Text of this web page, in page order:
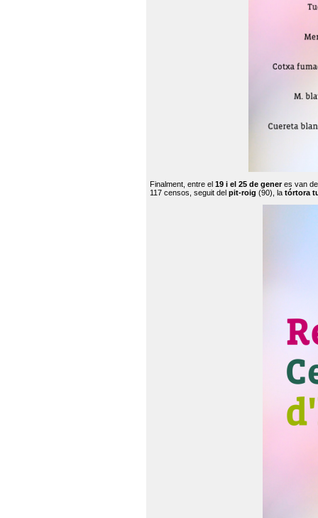
Finalment, entre el 19 i el 25 de generes van
117 censos, seguit del pit-roig (90), la tórtora